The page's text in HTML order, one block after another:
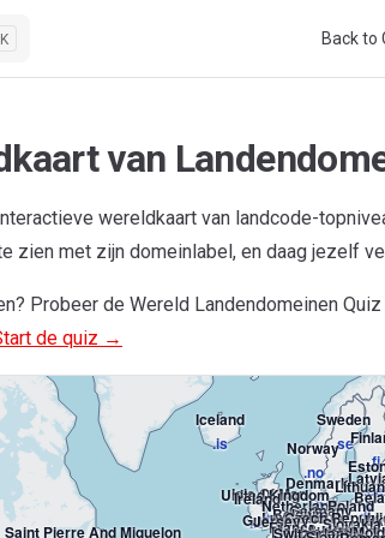
K Back to
van
wereldkaart van landcode-
zien met zijn domeinlabel, en daag jezelf
Probeer de Wereld Landendomeinen
de quiz →
Saint Pierre And Miquelon
Guernsey
Ireland
.ie
Isle Of Man
.im
Jersey
United Kingdom
.uk
Iceland
.is
France
Liechtenstein
Switzerland
Belgium
Germany
Luxembourg
Netherlands
.nlAustria
Czech
Denmark
.dk
Hungary
Poland
.pl
Slovakia
Norway
.no
Sweden
.se
.ee
.fi
.lv
.lt